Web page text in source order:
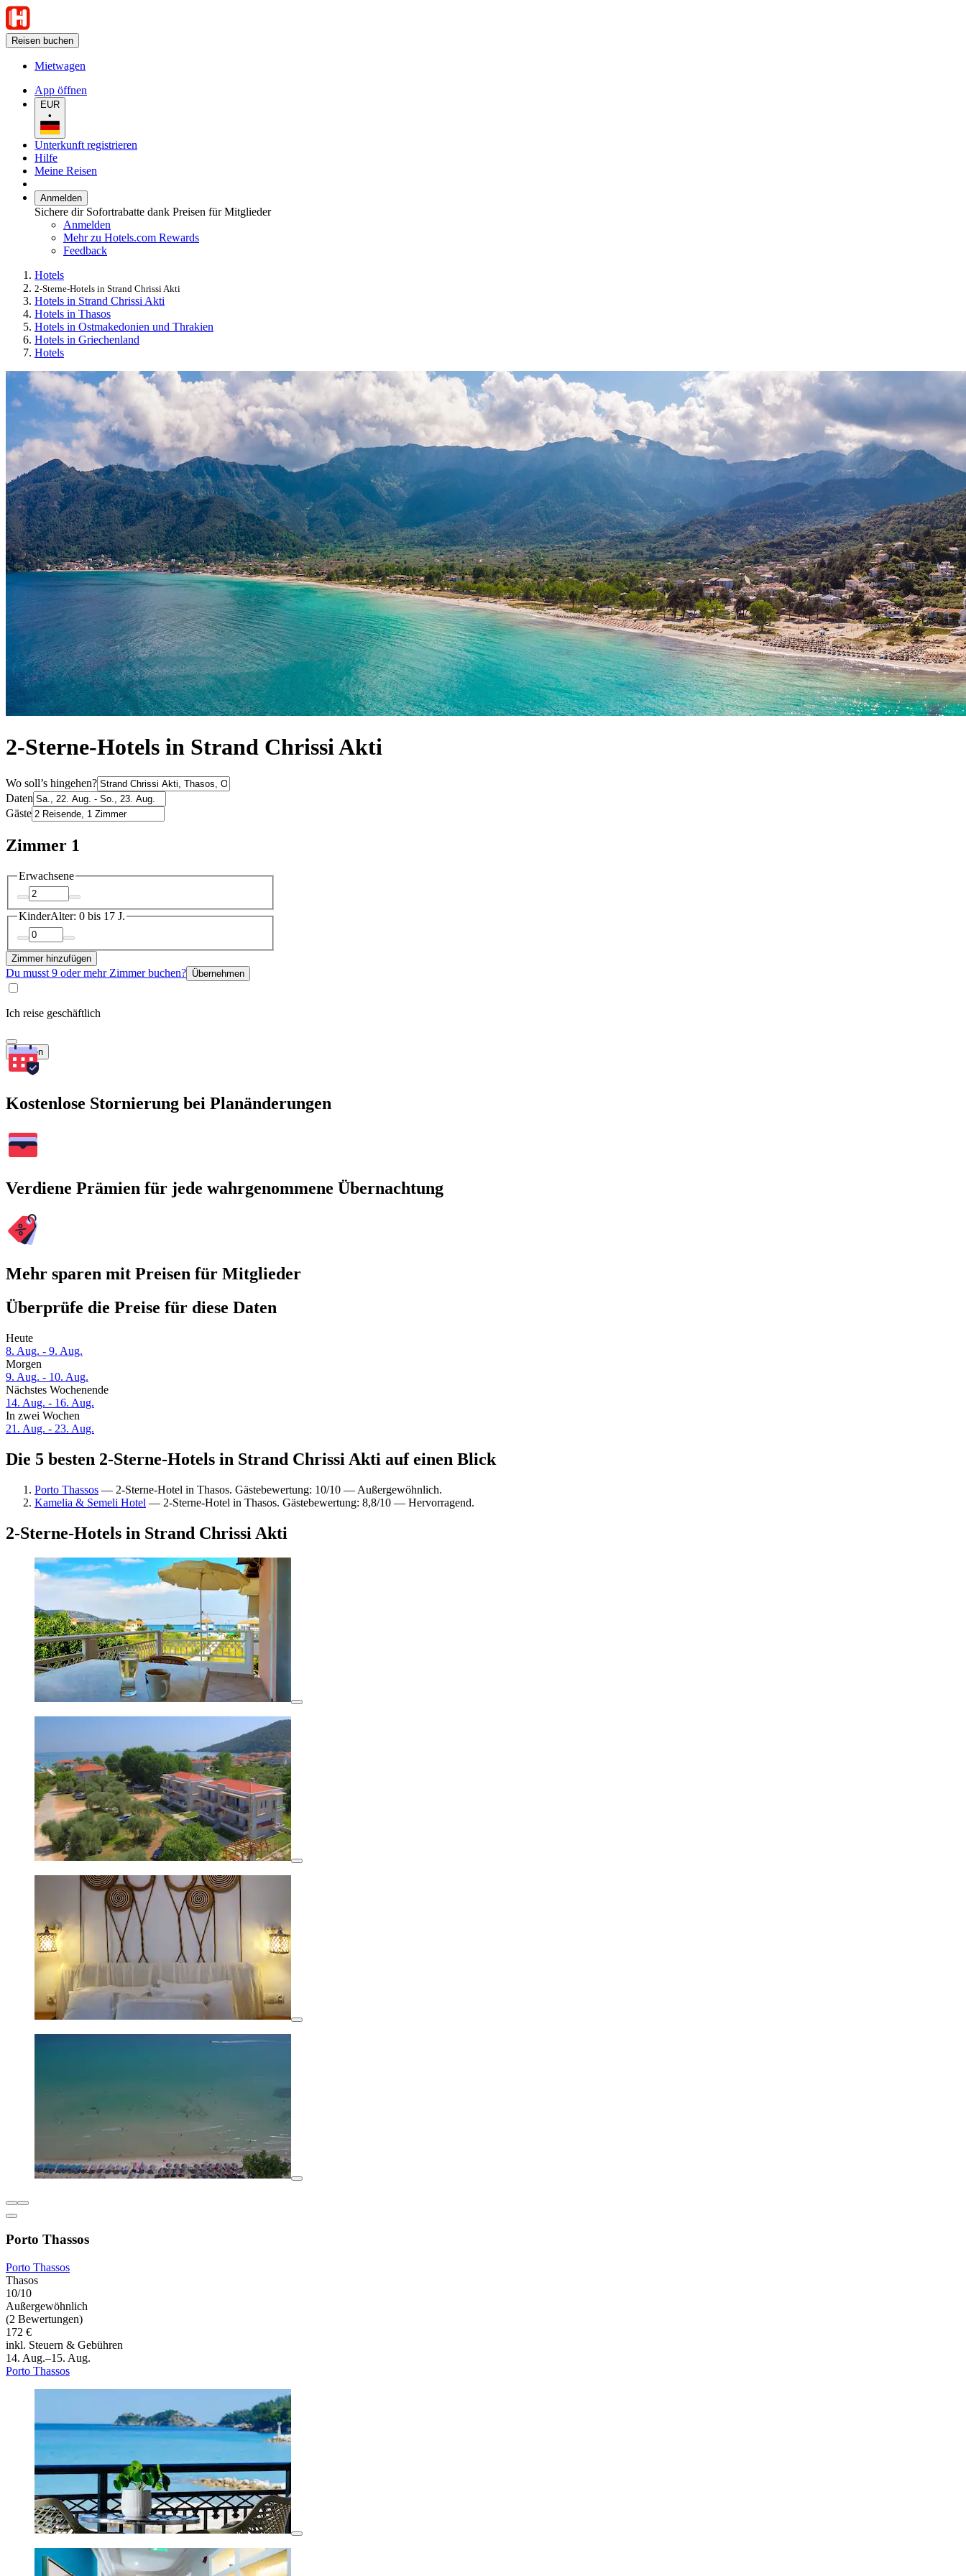
Reisen buchen
Mietwagen
App öffnen
EUR
•
Unterkunft registrieren
Hilfe
Meine Reisen
Anmelden
Sichere dir Sofortrabatte dank Preisen für Mitglieder
Anmelden
Mehr zu Hotels.com Rewards
Feedback
Hotels
2-Sterne-Hotels in Strand Chrissi Akti
Hotels in Strand Chrissi Akti
Hotels in Thasos
Hotels in Ostmakedonien und Thrakien
Hotels in Griechenland
Hotels
2-Sterne-Hotels in Strand Chrissi Akti
Wo soll’s hingehen?
Daten
Gäste
Zimmer 1
Erwachsene
KinderAlter: 0 bis 17 J.
Zimmer hinzufügen
Du musst 9 oder mehr Zimmer buchen? Übernehmen
Ich reise geschäftlich
Suchen
Kostenlose Stornierung bei Planänderungen
Verdiene Prämien für jede wahrgenommene Übernachtung
Mehr sparen mit Preisen für Mitglieder
Überprüfe die Preise für diese Daten
Heute
8. Aug. - 9. Aug.
Morgen
9. Aug. - 10. Aug.
Nächstes Wochenende
14. Aug. - 16. Aug.
In zwei Wochen
21. Aug. - 23. Aug.
Die 5 besten 2-Sterne-Hotels in Strand Chrissi Akti auf einen Blick
Porto Thassos — 2-Sterne-Hotel in Thasos. Gästebewertung: 10/10 — Außergewöhnlich.
Kamelia & Semeli Hotel — 2-Sterne-Hotel in Thasos. Gästebewertung: 8,8/10 — Hervorragend.
2-Sterne-Hotels in Strand Chrissi Akti
Porto Thassos
Porto Thassos
Thasos
10/10
Außergewöhnlich
(2 Bewertungen)
172 €
inkl. Steuern & Gebühren
14. Aug.–15. Aug.
Porto Thassos